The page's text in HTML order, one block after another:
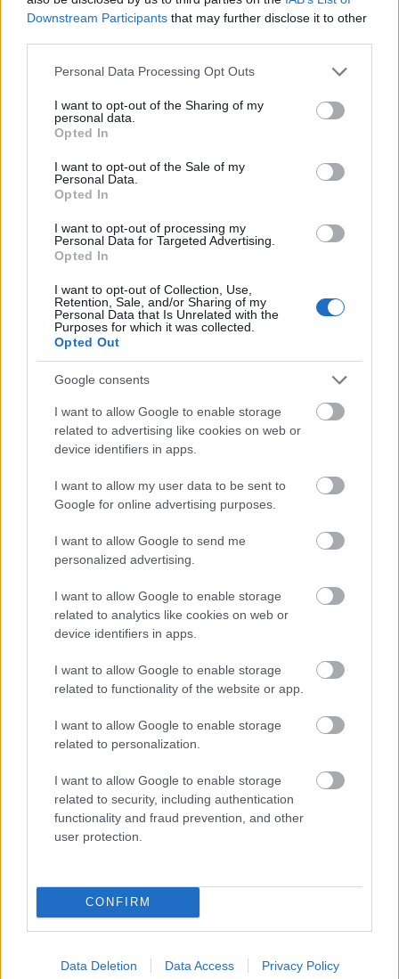
Downstream Participants that may further disclose it to other
Please note that this website/app uses one or more Google
not limited to your visit or usage behaviour. You may click to
grant or deny consent to Google and its third-party tags to
use your data for below specified purposes in below Google
consent section.
Personal Data Processing Opt Outs
I want to opt-out of the Sharing of my
personal data.
Opted In
I want to opt-out of the Sale of my
Personal Data.
Opted In
I want to opt-out of processing my
Personal Data for Targeted Advertising.
Opted In
I want to opt-out of Collection, Use,
Retention, Sale, and/or Sharing of my
Personal Data that Is Unrelated with the
Purposes for which it was collected.
Opted Out
Google consents
I want to allow Google to enable storage
related to advertising like cookies on web or
device identifiers in apps.
I want to allow my user data to be sent to
Google for online advertising purposes.
I want to allow Google to send me
personalized advertising.
I want to allow Google to enable storage
related to analytics like cookies on web or
device identifiers in apps.
I want to allow Google to enable storage
related to functionality of the website or app.
I want to allow Google to enable storage
related to personalization.
I want to allow Google to enable storage
related to security, including authentication
functionality and fraud prevention, and other
user protection.
CONFIRM
Data Deletion Data Access Privacy Policy
Amerika
HÍREK 2 órája
El is dőlt, ki lesz a köztársasági elnök
Történelmi paktum jött létre: új szövetség
GLOBÁL 4 órája
Menesztették a Nemzeti Kommunikációs
Hivatal és a Nemzeti Rendezvényszervező
Ügynökség vezetőit
HÍREK 4 órája
NÉPSZERŰ